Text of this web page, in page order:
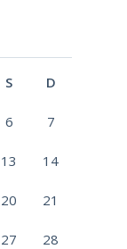
S D
6 7
13 14
20 21
27 28